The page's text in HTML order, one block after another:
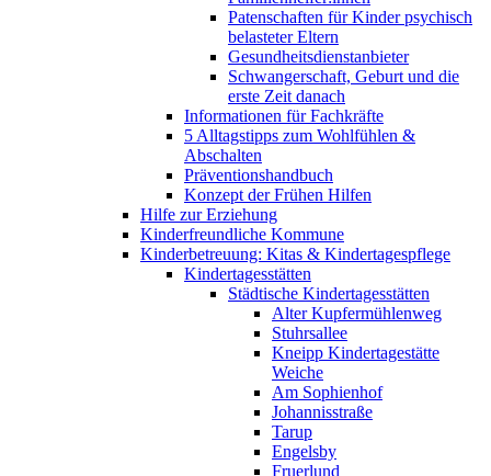
Patenschaften für Kinder psychisch
belasteter Eltern
Gesundheitsdienstanbieter
Schwangerschaft, Geburt und die
erste Zeit danach
Informationen für Fachkräfte
5 Alltagstipps zum Wohlfühlen &
Abschalten
Präventionshandbuch
Konzept der Frühen Hilfen
Hilfe zur Erziehung
Kinderfreundliche Kommune
Kinderbetreuung: Kitas & Kindertagespflege
Kindertagesstätten
Städtische Kindertagesstätten
Alter Kupfermühlenweg
Stuhrsallee
Kneipp Kindertagestätte
Weiche
Am Sophienhof
Johannisstraße
Tarup
Engelsby
Fruerlund